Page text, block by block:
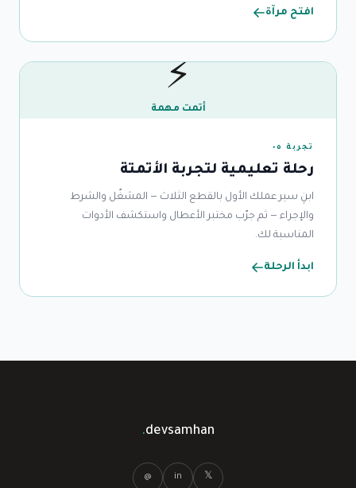
افتح مرآة
⚡
أتمت مهمة
تجربة ٠٥
رحلة تعليمية لتجربة الأتمتة
ابنِ سير عملك الأول بالقطع الثلاث — المشغّل والشرط
والإجراء — ثم جرّب مختبر الأعطال واستكشف الأدوات
المناسبة لك.
ابدأ الرحلة
devsamhan
.
𝕏
in
@